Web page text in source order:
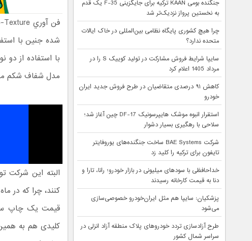
با استفاده از
مدل شفاف شکم
البته این شرکت
کنند، چرا که در
جنگنده بومی KAAN ترکیه برای جایگزینی F-35 یک قدم
به نخستین پرواز نزدیک‌تر شد
چرا هیچ کشوری پایگاه نظامی بین‌المللی در خاک ایالات
متحده ندارد؟
سایپا شرایط فروش مشارکت در تولید کوییک S را در
مرداد 1405 اعلام کرد
کاهش ۹۱ درصدی متقاضیان در طرح فروش جدید ایران
خودرو
استقرار انبوه موشک هایپرسونیک DF-17 چین آغاز شد؛
سلاحی با رهگیری بسیار دشوار
شرکت BAE Systems ساخت جنگنده‌های یوروفایتر
تایفون برای ترکیه را کلید زد
خداحافظی با سودهای میلیونی در بازار خودرو؛ رانا، تارا و
دنا به قیمت کارخانه رسیدند
پزشکیان: سایپا هم مثل ایران‌خودرو خصوصی‌سازی
می‌شود
طرح آزادسازی تردد خودروهای پلاک منطقه آزاد انزلی در
سراسر شمال کشور